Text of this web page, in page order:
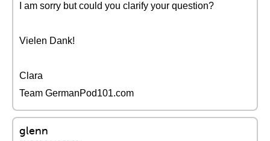
I am sorry but could you clarify your question?
Vielen Dank!
Clara
Team GermanPod101.com
glenn